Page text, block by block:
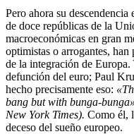
Pero ahora su descendencia
de doce repúblicas de la
macroeconómicas en gran
optimistas o arrogantes,
de la integración de
defunción del euro; Paul
hecho precisamente eso:
bang but with bunga-
New York Times). Como él,
deceso del sueño europeo.